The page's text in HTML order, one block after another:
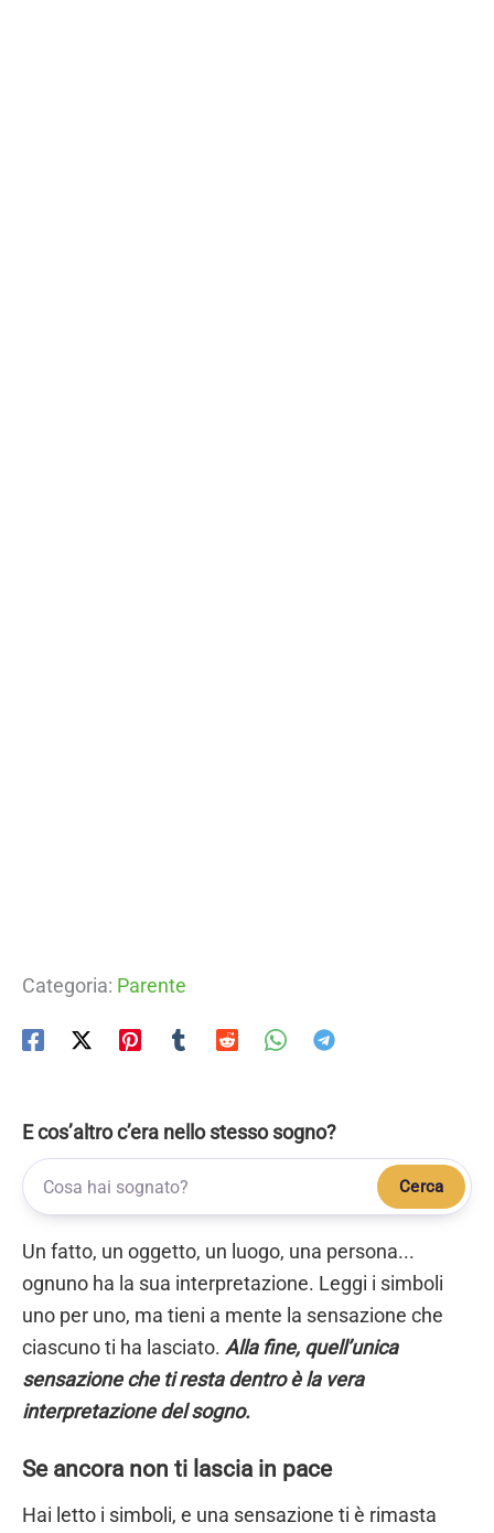
Categoria: Parente
E cos’altro c’era nello stesso sogno?
Cerca
Un fatto, un oggetto, un luogo, una persona...
ognuno ha la sua interpretazione. Leggi i simboli
uno per uno, ma tieni a mente la sensazione che
ciascuno ti ha lasciato. Alla fine, quell’unica
sensazione che ti resta dentro è la vera
interpretazione del sogno.
Se ancora non ti lascia in pace
Hai letto i simboli, e una sensazione ti è rimasta